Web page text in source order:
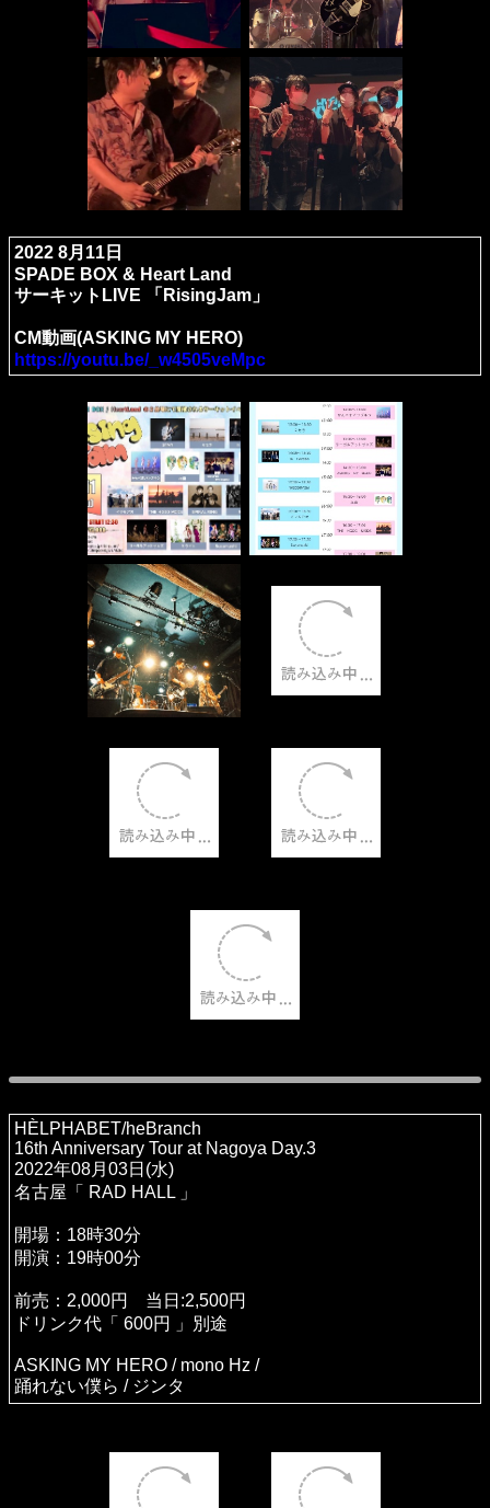
2022 8月11日
SPADE BOX & Heart Land
サーキットLIVE 「RisingJam」
CM動画(ASKING MY HERO)
https://youtu.be/_w4505veMpc
HÈLPHABET/heBranch
16th Anniversary Tour at Nagoya Day.3
2022年08月03日(水)
名古屋「 RAD HALL 」
開場：18時30分
開演：19時00分
前売：2,000円 当日:2,500円
ドリンク代「 600円 」別途
ASKING MY HERO / mono Hz /
踊れない僕ら / ジンタ